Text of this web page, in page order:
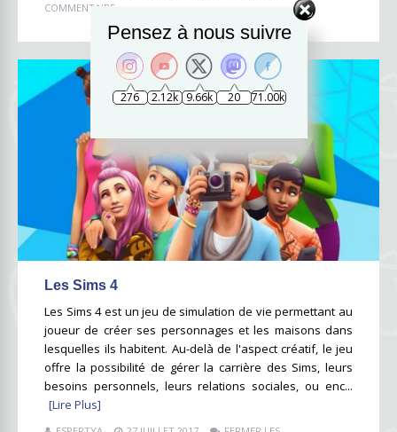
COMMENTAIRE
Les Sims 4
Les Sims 4 est un jeu de simulation de vie permettant au
joueur de créer ses personnages et les maisons dans
lesquelles ils habitent. Au-delà de l'aspect créatif, le jeu
offre la possibilité de gérer la carrière des Sims, leurs
besoins personnels, leurs relations sociales, ou enc...
[Lire Plus]
Pensez à nous suivre
276 2.12k 9.66k 20 71.00k